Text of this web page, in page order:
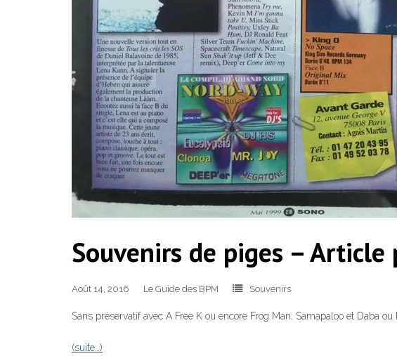
Souvenirs de piges – Article
Août 14, 2016 Le Guide des BPM Souvenirs
Sans préservatif avec A Free K ou encore Frog Man, Samapaloo et Daba
(suite…)